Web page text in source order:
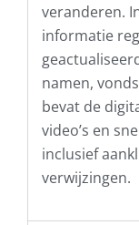
veranderen.
informatie
namen,
bevat de
video’s en
inclusief
verwijzingen.